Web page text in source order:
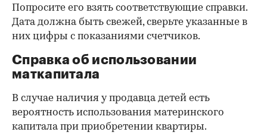
Попросите его взять соответствующие справки.
Дата должна быть свежей, сверьте указанные в
них цифры с показаниями счетчиков.
Справка об использовании
маткапитала
В случае наличия у продавца детей есть
вероятность использования материнского
капитала при приобретении квартиры.